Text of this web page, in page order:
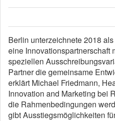
Berlin unterzeichnete 2018
eine Innovationspartnerschaft
speziellen
Partner die gemeinsame
erklärt Michael Friedmann,
Innovation and Marketing bei
die Rahmenbedingungen
gibt Ausstiegsmöglichkeiten